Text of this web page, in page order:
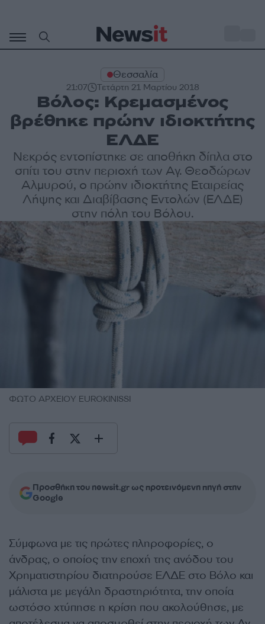
περιεχόμενο
Θεσσαλία
21:07 Τετάρτη 21 Μαρτίου 2018
Βόλος: Κρεμασμένος
βρέθηκε πρώην ιδιοκτήτης
ΕΛΔΕ
Νεκρός εντοπίστηκε σε αποθήκη δίπλα στο
σπίτι του στην περιοχή των Αγ. Θεοδώρων
Αλμυρού, ο πρώην ιδιοκτήτης Εταιρείας
Λήψης και Διαβίβασης Εντολών (ΕΛΔΕ)
στην πόλη του Βόλου.
ΦΩΤΟ ΑΡΧΕΙΟΥ EUROKINISSI
Προσθήκη του newsit.gr ως προτεινόμενη πηγή στην
Google
Σύμφωνα με τις πρώτες πληροφορίες, ο
άνδρας, ο οποίος την εποχή της ανόδου του
Χρηματιστηρίου διατηρούσε ΕΛΔΕ στο Βόλο και
μάλιστα με μεγάλη δραστηριότητα, την οποία
ωστόσο χτύπησε η κρίση που ακολούθησε, με